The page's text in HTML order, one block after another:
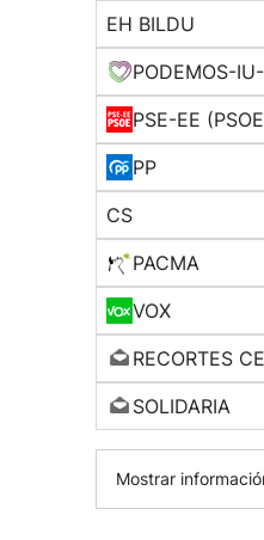
EH BILDU
PSE-EE
PP
CS
PACMA
VOX
SOLIDARIA
Mostrar